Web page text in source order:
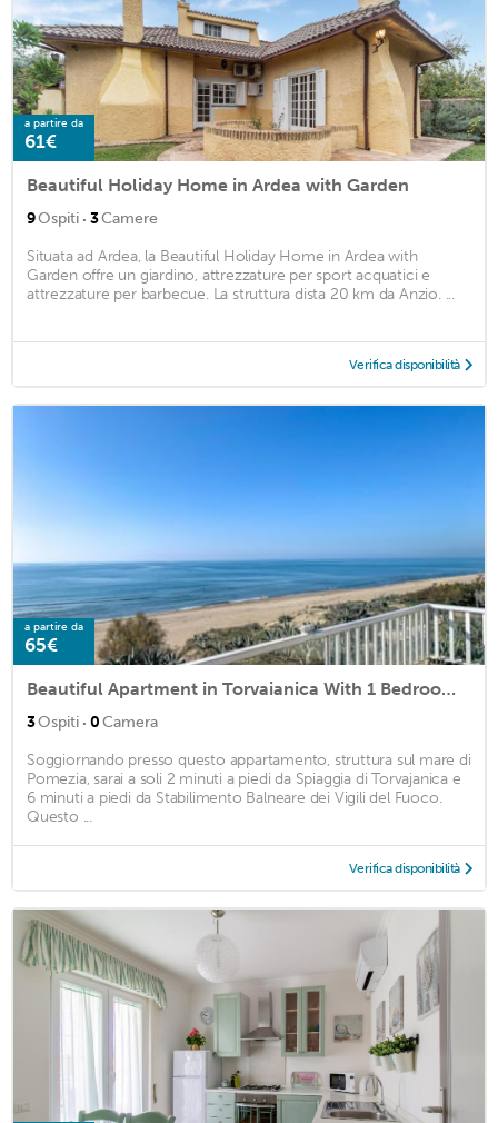
a partire da
61€
Beautiful Holiday Home in Ardea with Garden
9Ospiti · 3Camere
Situata ad Ardea, la Beautiful Holiday Home in Ardea with
Garden offre un giardino, attrezzature per sport acquatici e
attrezzature per barbecue. La struttura dista 20 km da Anzio. ...
Verifica disponibilità
a partire da
65€
Beautiful Apartment in Torvaianica With 1 Bedrooms and Wifi
3Ospiti · 0Camera
Soggiornando presso questo appartamento, struttura sul mare di
Pomezia, sarai a soli 2 minuti a piedi da Spiaggia di Torvajanica e
6 minuti a piedi da Stabilimento Balneare dei Vigili del Fuoco.
Questo ...
Verifica disponibilità